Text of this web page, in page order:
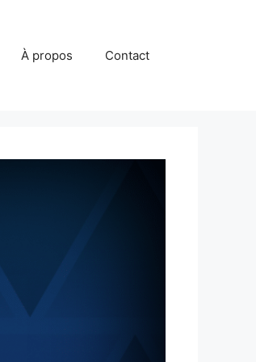
À propos Contact